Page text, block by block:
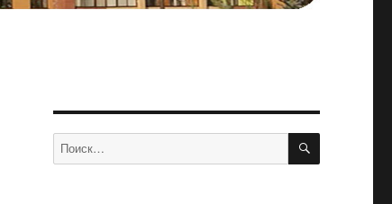
Искать: ПОИСК